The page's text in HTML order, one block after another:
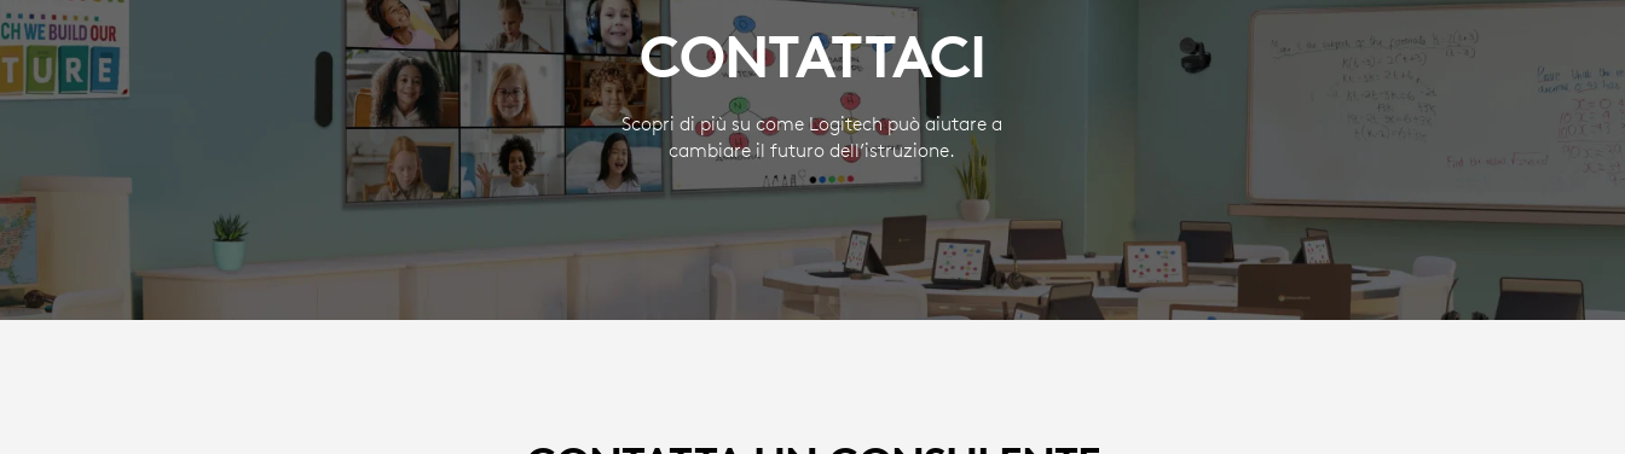
CONTATTACI
Scopri di più su come Logitech può aiutare a
cambiare il futuro dell’istruzione.